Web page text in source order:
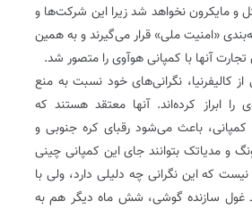
و مایکرون نخواهد شد زیرا این شرکت‌ها و
«امنیت ملی» قرار می‌گیرند و به همین
آنها با کمپانی هوآوی را متصور شد.
کالیفرنیا، نگرانی‌های خود نسبت به منع
را ابراز کرده‌اند. آنها معتقد هستند که
کمپانی، باعث می‌شود رقبای کره جنوبی و
و مدیاتک بتوانند جای این کمپانی چینی
که این نگرانی چه دلیلی دارد، ولی با
غول سازنده گوشی، شش ماه دیگر هم به